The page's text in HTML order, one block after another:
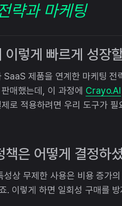
략과 마케팅
이렇게 빠르게 성장
SaaS 제품을 연계한 마케팅
매했는데, 이 과정에 Crayo.AI
로 적용하려면 우리 도구가 필
책은 어떻게 결정하
상 무제한 사용은 비용 증가
. 이렇게 하면 일회성 구매를